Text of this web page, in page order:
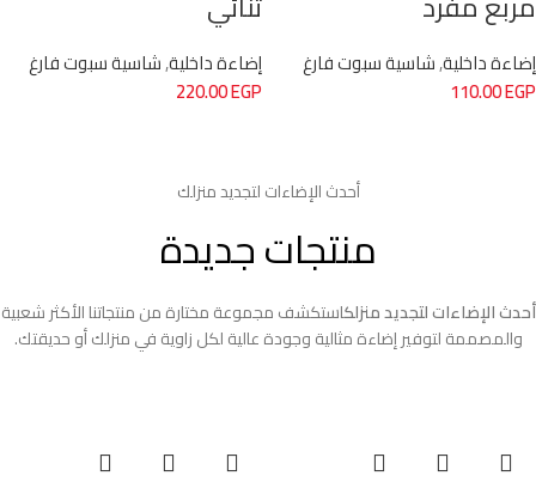
إضاءة داخلية,شاسية سبوت فارغ
110.00EGP
إضاءة داخلية,شاسية سبوت فارغ
220.00EGP
أحدث الإضاءات لتجديد منزلك
منتجات جديدة
أحدث الإضاءات لتجديد منزلكاستكشف مجموعة مختارة من منتجاتنا الأكثر شعبية
والمصممة لتوفير إضاءة مثالية وجودة عالية لكل زاوية في منزلك أو حديقتك.